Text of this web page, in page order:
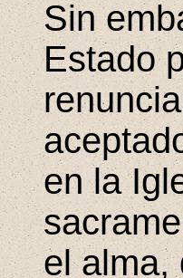
Sin
Estado
en la
el alma,